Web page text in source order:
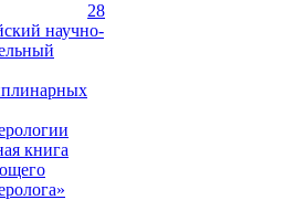
28
научно-
книга